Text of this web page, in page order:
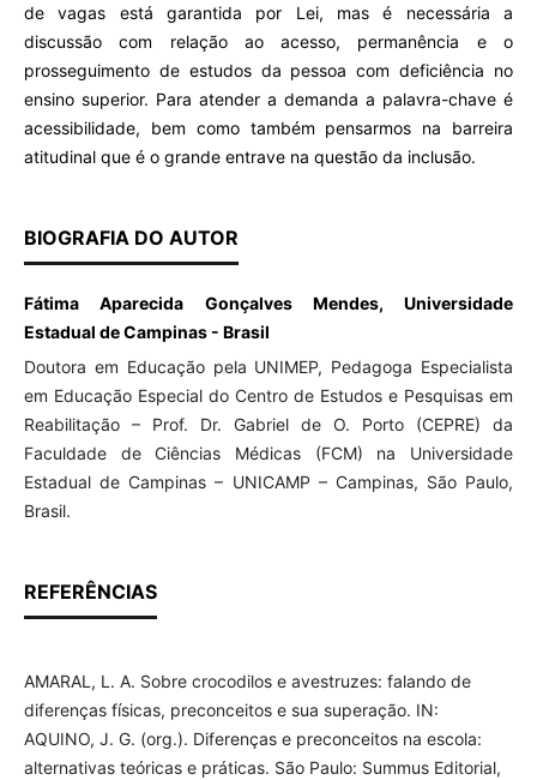
de vagas está garantida por Lei, mas é necessária a
discussão com relação ao acesso, permanência e o
prosseguimento de estudos da pessoa com deficiência no
ensino superior. Para atender a demanda a palavra-chave é
acessibilidade, bem como também pensarmos na barreira
atitudinal que é o grande entrave na questão da inclusão.
BIOGRAFIA DO AUTOR
Fátima Aparecida Gonçalves Mendes, Universidade
Estadual de Campinas - Brasil
Doutora em Educação pela UNIMEP, Pedagoga Especialista
em Educação Especial do Centro de Estudos e Pesquisas em
Reabilitação – Prof. Dr. Gabriel de O. Porto (CEPRE) da
Faculdade de Ciências Médicas (FCM) na Universidade
Estadual de Campinas – UNICAMP – Campinas, São Paulo,
Brasil.
REFERÊNCIAS
AMARAL, L. A. Sobre crocodilos e avestruzes: falando de
diferenças físicas, preconceitos e sua superação. IN:
AQUINO, J. G. (org.). Diferenças e preconceitos na escola:
alternativas teóricas e práticas. São Paulo: Summus Editorial,